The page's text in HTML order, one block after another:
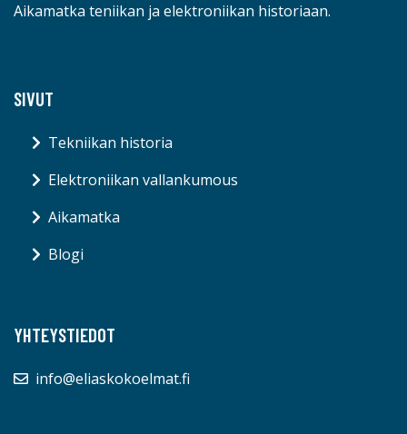
Aikamatka teniikan ja elektroniikan historiaan.
SIVUT
Tekniikan historia
Elektroniikan vallankumous
Aikamatka
Blogi
YHTEYSTIEDOT
info@eliaskokoelmat.fi